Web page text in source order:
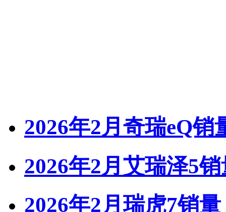
2026年2月奇瑞eQ销
2026年2月艾瑞泽5
2026年2月瑞虎7销量